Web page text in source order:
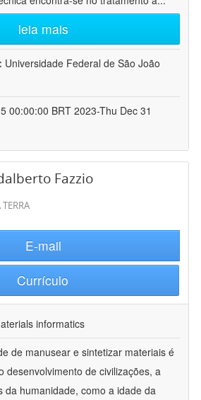
leia mais
Universidade Federal de São João
00:00:00 BRT 2023-Thu Dec 31
Fazzio
E-mail
Currículo
informatics
de manusear e sintetizar materiais é
desenvolvimento de civilizações, a
da humanidade, como a idade da